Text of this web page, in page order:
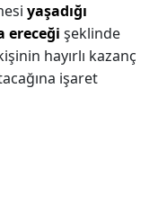
yaşadığı
ereceği şeklinde
hayırlı kazanç
işaret